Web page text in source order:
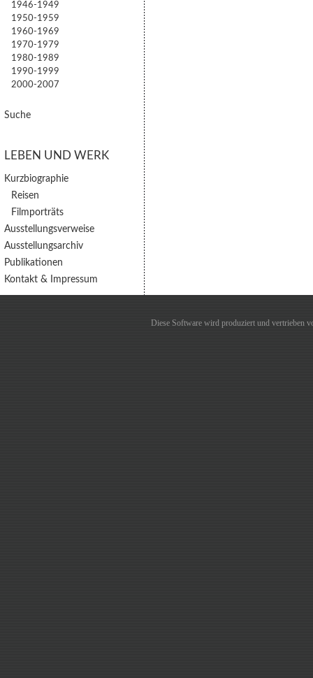
1946-1949
1950-1959
1960-1969
1970-1979
1980-1989
1990-1999
2000-2007
Suche
LEBEN UND WERK
Kurzbiographie
Reisen
Filmporträts
Ausstellungsverweise
Ausstellungsarchiv
Publikationen
Kontakt & Impressum
Diese Software wird produziert und vertrieben